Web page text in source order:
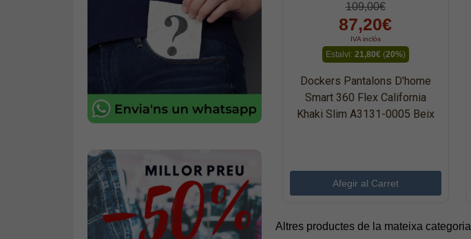
109,00€
87,20€
IVA inclòs
Estalvi: 21,80€(20%)
Dockers Pantalons D'home
Smart 360 Flex California
Khaki Slim A3131-0005 Beix
Altres productes de la mateixa categoria